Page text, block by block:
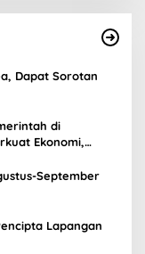
Dapat Sorotan
di
Ekonomi,
September
Lapangan